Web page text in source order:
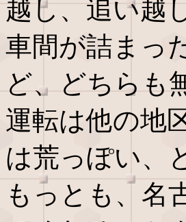
越し、追い越
車間が詰まっ
ど、どちらも
運転は他の地
は荒っぽい、
もっとも、名